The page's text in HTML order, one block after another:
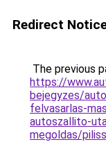
Redirect
The previous
https://
bejegyzes/
felvasarlas-
autoszallito-
megoldas/